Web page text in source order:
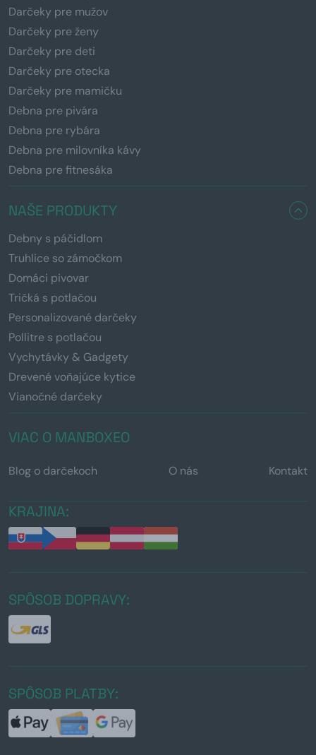
Darčeky pre mužov
Darčeky pre ženy
Darčeky pre deti
Darčeky pre otecka
Darčeky pre mamičku
Debna pre pivára
Debna pre rybára
Debna pre milovníka kávy
Debna pre fitnesáka
NAŠE PRODUKTY
Debny s páčidlom
Truhlice so zámočkom
Domáci pivovar
Tričká s potlačou
Personalizované darčeky
Pollitre s potlačou
Vychytávky & Gadgety
Drevené voňajúce kytice
Vianočné darčeky
VIAC O MANBOXEO
Blog o darčekoch O nás Kontakt
KRAJINA:
SPÔSOB DOPRAVY:
SPÔSOB PLATBY: